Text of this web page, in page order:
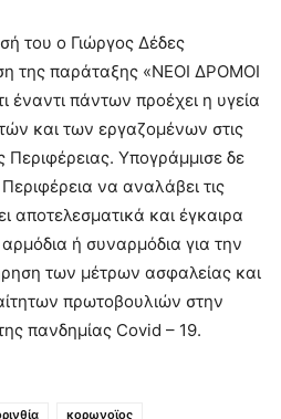
του ο Γιώργος Δέδες
της παράταξης «ΝΕΟΙ ΔΡΟΜΟΙ
έναντι πάντων προέχει η υγεία
και των εργαζομένων στις
Περιφέρειας. Υπογράμμισε δε
να αναλάβει τις
αποτελεσματικά και έγκαιρα
ή συναρμόδια για την
των μέτρων ασφαλείας και
πρωτοβουλιών στην
πανδημίας Covid – 19.
κορωνοϊος